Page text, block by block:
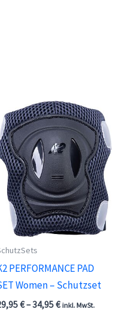
PERFORMANCE PAD
Women – Schutzset
€–34,95€ inkl. MwSt.